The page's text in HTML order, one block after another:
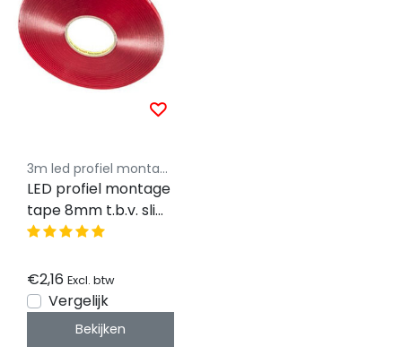
3m led profiel montagetape
LED profiel montage
tape 8mm t.b.v. slim
LED profielen - 1
€2,16 Excl. btw
Vergelijk
Bekijken